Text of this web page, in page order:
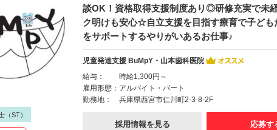
（ST）
談OK！資格取得支援制度あり◎研修充実で未
ク明けも安心☆自立支援を目指す療育で子ども
をサポートするやりがいあるお仕事♪
児童発達支援 BuMpY・山本歯科医院
給与：
時給1,300円～
雇用形態： アルバイト・パート
勤務地：
兵庫県西宮市仁川町2-3-8-2F
採用情報を見る 応募す